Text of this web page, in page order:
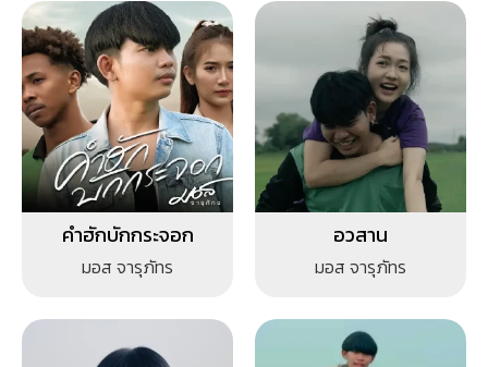
คำฮักบักกระจอก
มอส จารุภัทร
อวสาน
มอส จารุภัทร